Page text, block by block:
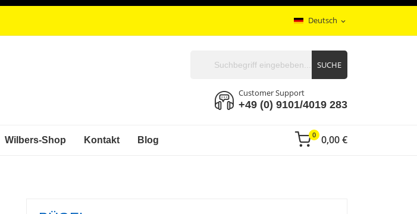
Deutsch expand_more
0,00 €
0
SUCHE
Customer Support
+49 (0) 9101/4019 283
Wilbers-Shop Kontakt Blog